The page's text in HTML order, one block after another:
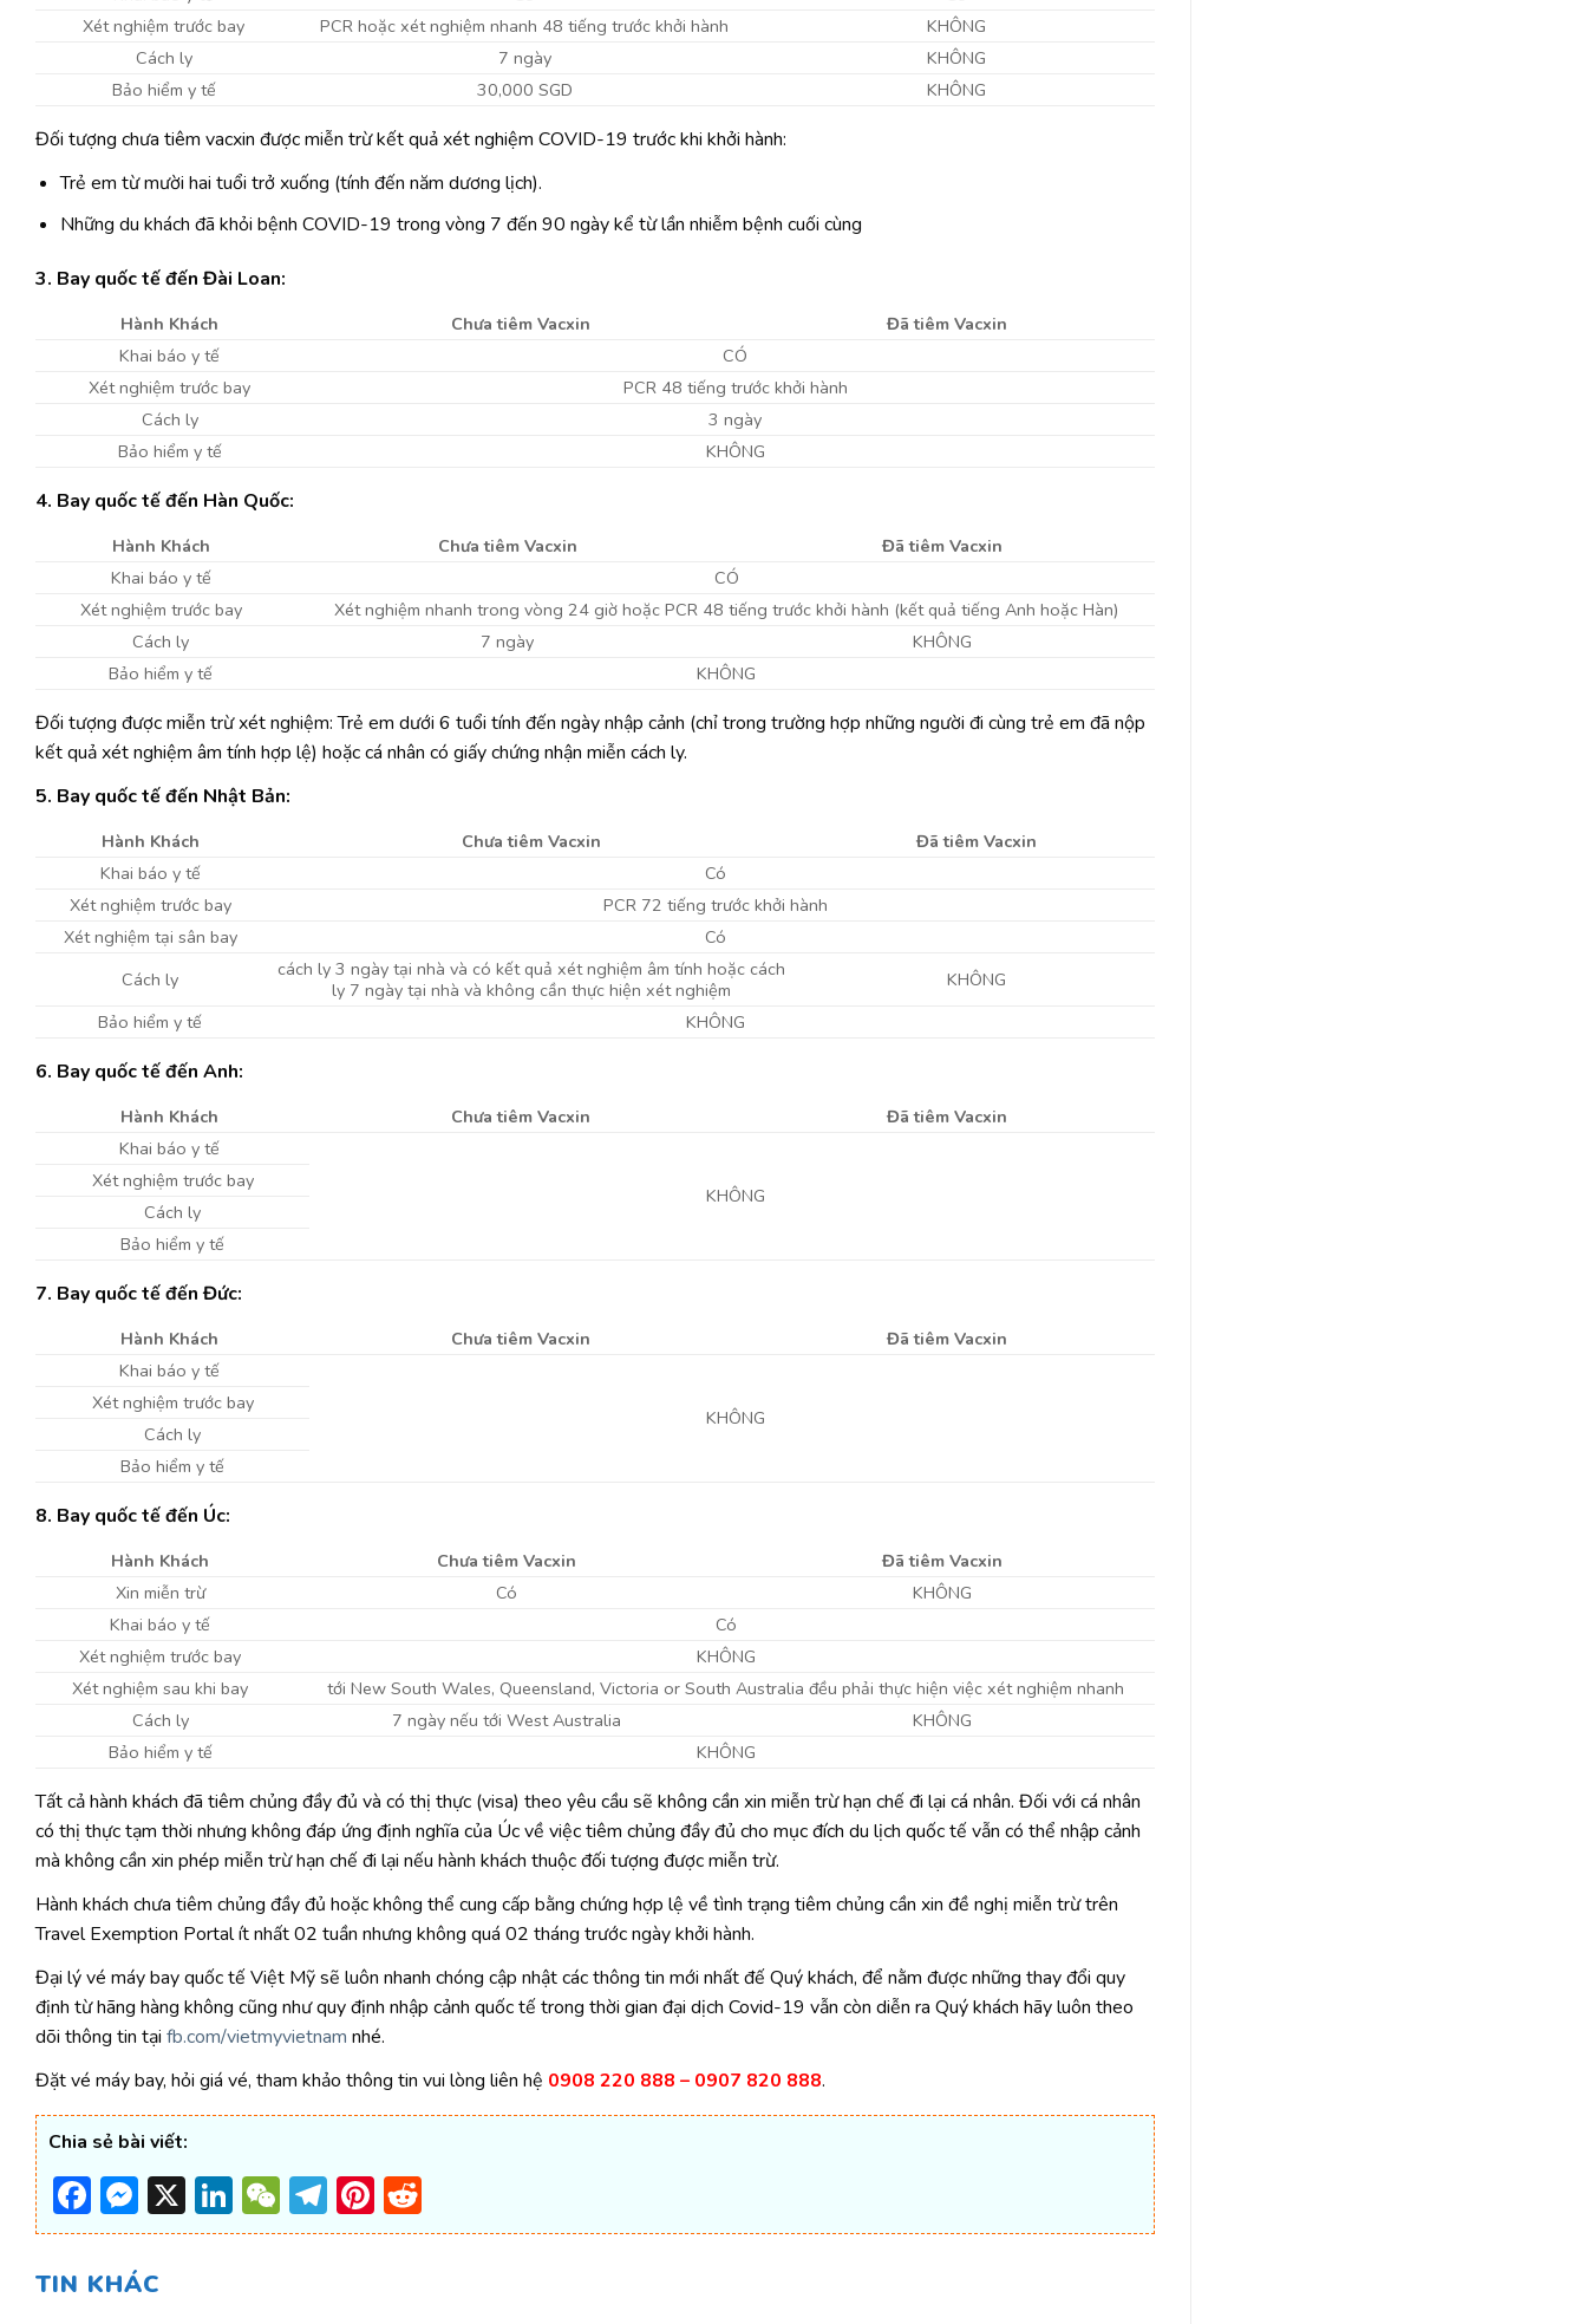
Xét nghiệm trước bay
PCR hoặc xét nghiệm nhanh 48 tiếng trước khởi hành
KHÔNG
Cách ly
7 ngày
KHÔNG
Bảo hiểm y tế
30,000 SGD KHÔNG
Đối tượng chưa tiêm vacxin được miễn trừ kết quả xét nghiệm COVID-19 trước khi khởi hành:
Trẻ em từ mười hai tuổi trở xuống (tính đến năm dương lịch).
Những du khách đã khỏi bệnh COVID-19 trong vòng 7 đến 90 ngày kể từ lần nhiễm bệnh cuối cùng
3. Bay quốc tế đến Đài Loan:
Hành Khách Chưa tiêm Vacxin
Đã tiêm Vacxin
Khai báo y tế
CÓ
Xét nghiệm trước bay
PCR 48 tiếng trước khởi hành
Cách ly
3 ngày
Bảo hiểm y tế
KHÔNG
4. Bay quốc tế đến Hàn Quốc:
Hành Khách Chưa tiêm Vacxin
Đã tiêm Vacxin
Khai báo y tế
CÓ
Xét nghiệm trước bay
Xét nghiệm nhanh trong vòng 24 giờ hoặc PCR 48 tiếng trước khởi hành (kết quả tiếng Anh hoặc Hàn)
Cách ly
7 ngày
KHÔNG
Bảo hiểm y tế
KHÔNG
Đối tượng được miễn trừ xét nghiệm: Trẻ em dưới 6 tuổi tính đến ngày nhập cảnh (chỉ trong trường hợp những người đi cùng trẻ em đã nộp
kết quả xét nghiệm âm tính hợp lệ) hoặc cá nhân có giấy chứng nhận miễn cách ly.
5. Bay quốc tế đến Nhật Bản:
Hành Khách Chưa tiêm Vacxin
Đã tiêm Vacxin
Khai báo y tế
Có
Xét nghiệm trước bay
PCR 72 tiếng trước khởi hành
Xét nghiệm tại sân bay
Có
Cách ly
cách ly 3 ngày tại nhà và có kết quả xét nghiệm âm tính hoặc cách
ly 7 ngày tại nhà và không cần thực hiện xét nghiệm
KHÔNG
Bảo hiểm y tế
KHÔNG
6. Bay quốc tế đến Anh:
Hành Khách Chưa tiêm Vacxin
Đã tiêm Vacxin
Khai báo y tế
KHÔNG
Xét nghiệm trước bay
Cách ly
Bảo hiểm y tế
7. Bay quốc tế đến Đức:
Hành Khách Chưa tiêm Vacxin
Đã tiêm Vacxin
Khai báo y tế
KHÔNG
Xét nghiệm trước bay
Cách ly
Bảo hiểm y tế
8. Bay quốc tế đến Úc:
Hành Khách Chưa tiêm Vacxin
Đã tiêm Vacxin
Xin miễn trừ
Có
KHÔNG
Khai báo y tế
Có
Xét nghiệm trước bay
KHÔNG
Xét nghiệm sau khi bay
tới New South Wales, Queensland, Victoria or South Australia đều phải thực hiện việc xét nghiệm nhanh
Cách ly
7 ngày nếu tới West Australia
KHÔNG
Bảo hiểm y tế
KHÔNG
Tất cả hành khách đã tiêm chủng đầy đủ và có thị thực (visa) theo yêu cầu sẽ không cần xin miễn trừ hạn chế đi lại cá nhân. Đối với cá nhân
có thị thực tạm thời nhưng không đáp ứng định nghĩa của Úc về việc tiêm chủng đầy đủ cho mục đích du lịch quốc tế vẫn có thể nhập cảnh
mà không cần xin phép miễn trừ hạn chế đi lại nếu hành khách thuộc đối tượng được miễn trừ.
Hành khách chưa tiêm chủng đầy đủ hoặc không thể cung cấp bằng chứng hợp lệ về tình trạng tiêm chủng cần xin đề nghị miễn trừ trên
Travel Exemption Portal ít nhất 02 tuần nhưng không quá 02 tháng trước ngày khởi hành.
Đại lý vé máy bay quốc tế Việt Mỹ sẽ luôn nhanh chóng cập nhật các thông tin mới nhất đế Quý khách, để nằm được những thay đổi quy
định từ hãng hàng không cũng như quy định nhập cảnh quốc tế trong thời gian đại dịch Covid-19 vẫn còn diễn ra Quý khách hãy luôn theo
dõi thông tin tại fb.com/vietmyvietnam nhé.
Đặt vé máy bay, hỏi giá vé, tham khảo thông tin vui lòng liên hệ 0908 220 888 – 0907 820 888.
Chia sẻ bài viết:
Facebook
Messenger
X LinkedIn
WeChat
Telegram
Pinterest
TIN KHÁC